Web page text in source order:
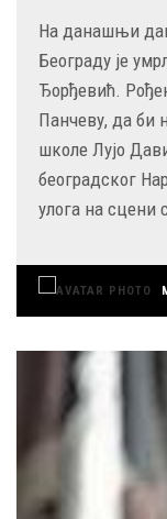
На данашњи
Београду је
Ђорђевић.
Панчеву, да би
школе Лујо
београдског
улога на сцени